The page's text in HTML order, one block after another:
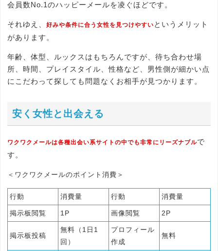
会員数No.1のハッピーメールを凌ぐほどです。
それゆえ、 好みや条件に合う女性を見つけやすい というメリット
があります。
年齢、体型、ルックスはもちろんですが、待ち合わせ場
所、時間、プレイスタイル、性格など、男性側が細かい点
にこだわって探しても問題なくお相手が見つかります。
安く女性と出会える
ワクワクメールは各種出会い系サイトの中でも非常にリーズナブルで
す。
＜ワクワクメールのポイント消費＞
行動 消費量 行動 消費量
掲示板閲覧 1P 画像閲覧 2P
掲示板投稿
無料（1日1
回）
プロフィール
作成
無料